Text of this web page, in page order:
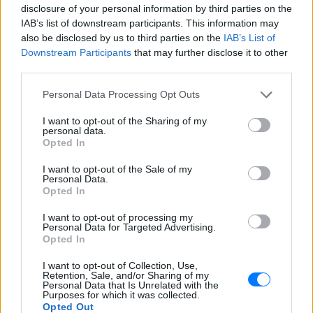
disclosure of your personal information by third parties on the
IAB’s list of downstream participants. This information may
also be disclosed by us to third parties on the IAB’s List of
Downstream Participants that may further disclose it to other
Personal Data Processing Opt Outs
I want to opt-out of the Sharing of my
personal data.
Opted In
I want to opt-out of the Sale of my
Personal Data.
Opted In
I want to opt-out of processing my
Personal Data for Targeted Advertising.
Opted In
I want to opt-out of Collection, Use,
Retention, Sale, and/or Sharing of my
Personal Data that Is Unrelated with the
Purposes for which it was collected.
Opted Out
ΔΕΙΤΕ ΕΠΙΣΗΣ
ΣΤΗΝ ΙΔΙΑ ΚΑΤΗΓΟΡΙΑ
Marfin: Επιμένει ο δικηγόρος
της 46χρονης για την
ΠΡΙΝ 10 ΏΡΕΣ
Ο δικηγόρος της 46χρονης
κατηγορούμενης για την επίθεση